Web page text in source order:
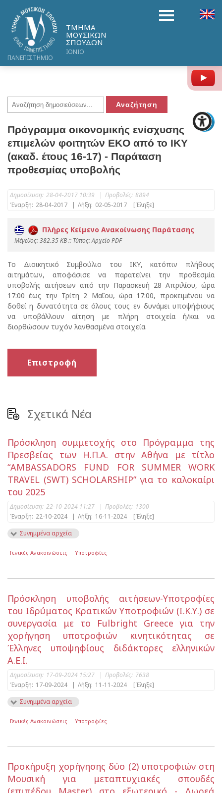
ΤΜΗΜΑ
ΜΟΥΣΙΚΩΝ
ΣΠΟΥΔΩΝ
ΙΟΝΙΟ
ΠΑΝΕΠΙΣΤΗΜΙΟ
Πρόγραμμα οικονομικής ενίσχυσης
επιμελών φοιτητών EKO από το ΙΚΥ
(ακαδ. έτους 16-17) - Παράταση
προθεσμίας υποβολής
Δημοσίευση: 28-04-2017 10:39 | Προβολές: 8894
Έναρξη: 28-04-2017 | Λήξη: 02-05-2017 [Έληξε]
Πλήρες Κείμενο Ανακοίνωσης Παράτασης
Mέγεθος: 382.35 KB :: Τύπος: Αρχείο PDF
Το Διοικητικό Συμβούλιο του ΙΚΥ, κατόπιν πλήθους
αιτημάτων, αποφάσισε να παρατείνει την προθεσμία
υποβολής αιτήσεων από την Παρασκευή 28 Απριλίου, ώρα
17:00 έως την Τρίτη 2 Μαΐου, ώρα 17:00, προκειμένου να
δοθεί η δυνατότητα σε όλους τους εν δυνάμει υποψήφιους
να υποβάλλουν αίτηση με πλήρη στοιχεία ή/και να
διορθώσουν τυχόν λανθασμένα στοιχεία.
Επιστροφή
Σχετικά Νέα
Πρόσκληση συμμετοχής στο Πρόγραμμα της
Πρεσβείας των Η.Π.Α. στην Αθήνα με τίτλο
“AMBASSADORS FUND FOR SUMMER WORK
TRAVEL (SWT) SCHOLARSHIP” για το καλοκαίρι
του 2025
Δημοσίευση: 22-10-2024 11:27 | Προβολές: 1300
Έναρξη: 22-10-2024 | Λήξη: 16-11-2024
[Έληξε]
Συνημμένα αρχεία
Γενικές Ανακοινώσεις Υποτροφίες
Πρόσκληση υποβολής αιτήσεων-Υποτροφίες
του Ιδρύματος Κρατικών Υποτροφιών (Ι.Κ.Υ.) σε
συνεργασία με το Fulbright Greece για την
χορήγηση υποτροφιών κινητικότητας σε
Έλληνες υποψηφίους διδάκτορες ελληνικών
Α.Ε.Ι.
Δημοσίευση: 17-09-2024 15:27 | Προβολές: 7638
Έναρξη: 17-09-2024 | Λήξη: 11-11-2024
[Έληξε]
Συνημμένα αρχεία
Γενικές Ανακοινώσεις Υποτροφίες
Προκήρυξη χορήγησης δύο (2) υποτροφιών στη
Μουσική για μεταπτυχιακές σπουδές